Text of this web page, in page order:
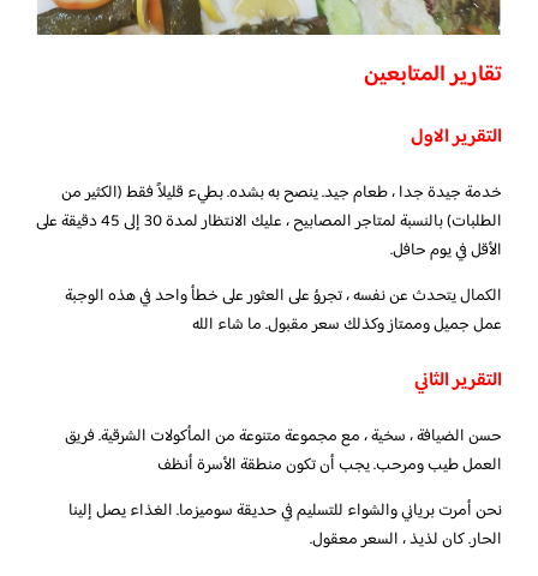
تقارير المتابعين
التقرير الاول
خدمة جيدة جدا ، طعام جيد. ينصح به بشده. بطيء قليلاً فقط (الكثير من
الطلبات) بالنسبة لمتاجر المصابيح ، عليك الانتظار لمدة 30 إلى 45 دقيقة على
الأقل في يوم حافل.
الكمال يتحدث عن نفسه ، تجرؤ على العثور على خطأ واحد في هذه الوجبة
عمل جميل وممتاز وكذلك سعر مقبول. ما شاء الله
التقرير الثاني
حسن الضيافة ، سخية ، مع مجموعة متنوعة من المأكولات الشرقية. فريق
العمل طيب ومرحب. يجب أن تكون منطقة الأسرة أنظف
نحن أمرت برياني والشواء للتسليم في حديقة سوميزما. الغذاء يصل إلينا
الحار. كان لذيذ ، السعر معقول.